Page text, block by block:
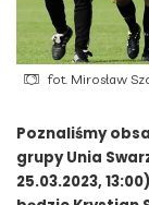
fot. Mirosław
Poznaliśmy
grupy Unia
25.03.2023,